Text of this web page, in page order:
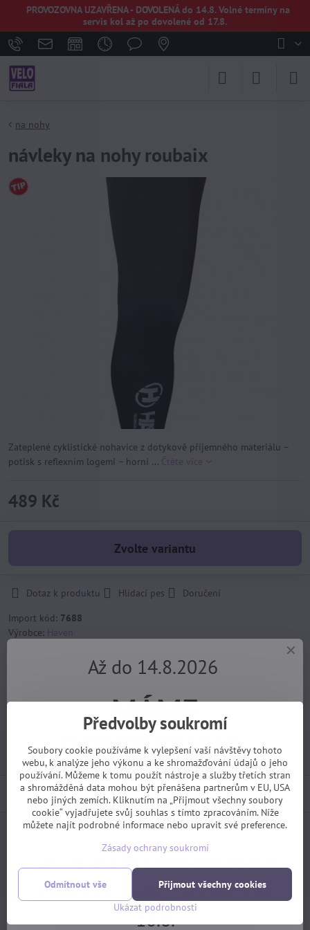
PROVOZOVNA UZAVŘENA - DOVOLENÁ do 14.8. Volné termíny na
servis kol až po dovolené od 17.8.
na nohy
návleky na nohy roubaix
Zateplené cyklistické nohavice z dotykově příjemného materiálu –
potisk s reflexním logemi – horní ...
489 Kč
Zvolte variantu
Dotaz k produktu Hlídací pes
Doručení
Import kód: 7688
Výrobce:
Varianty produktů
489 Kč
Popis
TwitterBluesky Pinterest Reddit LinkedIn
Následující produkt
Potřebujete poradit?
Předvolby soukromí
Soubory cookie používáme k vylepšení vaší návštěvy tohoto
webu, k analýze jeho výkonu a ke shromažďování údajů o jeho
používání. Můžeme k tomu použít nástroje a služby třetích stran
a shromážděná data mohou být přenášena partnerům v EU, USA
nebo jiných zemích. Kliknutím na „Přijmout všechny soubory
cookie“ vyjadřujete svůj souhlas s tímto zpracováním. Níže
můžete najít podrobné informace nebo upravit své preference.
Zásady ochrany soukromí
Ukázat podrobnosti
Přijmout všechny cookies
Odmítnout vše
Až do 14.8.2026
MÁME
DOVOLENOU.
Objednávky z e-shopu budeme
vyřizovat 17.8.
Servis pro předem objednané
zákazníky bude v provozu od
10.8.